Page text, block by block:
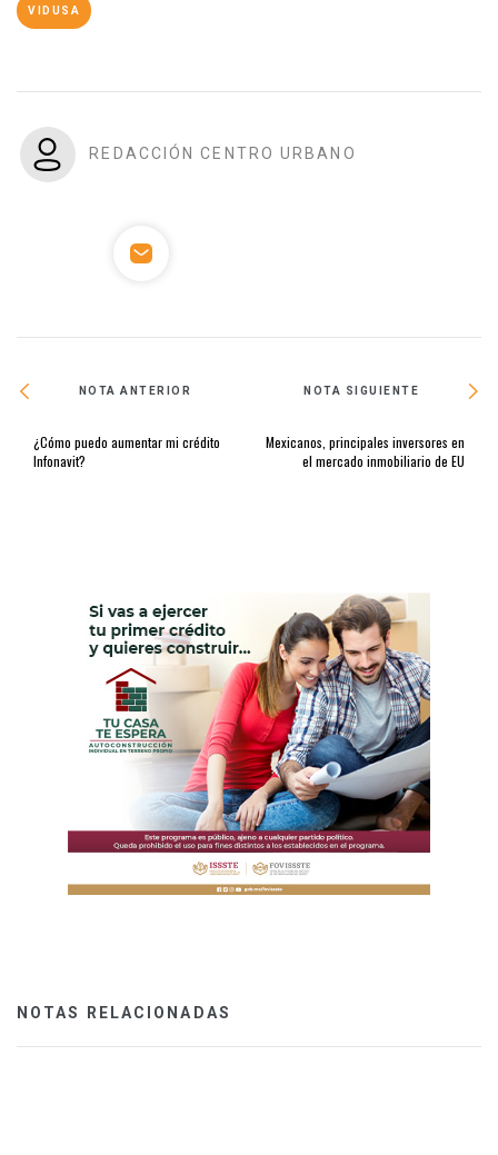
VIDUSA
REDACCIÓN CENTRO URBANO
NOTA ANTERIOR
¿Cómo puedo aumentar mi crédito
Infonavit?
NOTA SIGUIENTE
Mexicanos, principales inversores en
el mercado inmobiliario de EU
NOTAS RELACIONADAS